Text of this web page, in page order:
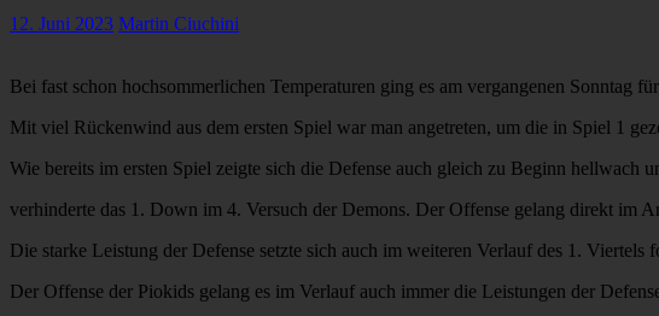
12. Juni 2023 Martin Ciuchini
Bei fast schon hochsommerlichen Temperaturen ging es am vergangenen Sonntag
Mit viel Rückenwind aus dem ersten Spiel war man angetreten, um die in Spiel 1
Wie bereits im ersten Spiel zeigte sich die Defense auch gleich zu Beginn hellwach
verhinderte das 1. Down im 4. Versuch der Demons. Der Offense gelang direkt im
Die starke Leistung der Defense setzte sich auch im weiteren Verlauf des 1.
Der Offense der Piokids gelang es im Verlauf auch immer die Leistungen der